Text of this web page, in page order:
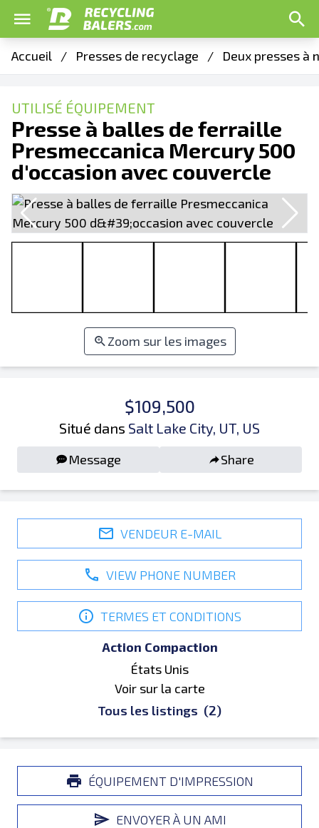
Accueil / Presses de recyclage / Deux presses à
UTILISÉ ÉQUIPEMENT
Presse à balles de ferraille
Presmeccanica Mercury 500
d'occasion avec couvercle
Zoom sur les images
$109,500
Situé dans Salt Lake City, UT, US
Message Share
VENDEUR E-MAIL
VIEW PHONE NUMBER
TERMES ET CONDITIONS
Action Compaction
États Unis
Voir sur la carte
Tous les listings (2)
ÉQUIPEMENT D'IMPRESSION
ENVOYER À UN AMI